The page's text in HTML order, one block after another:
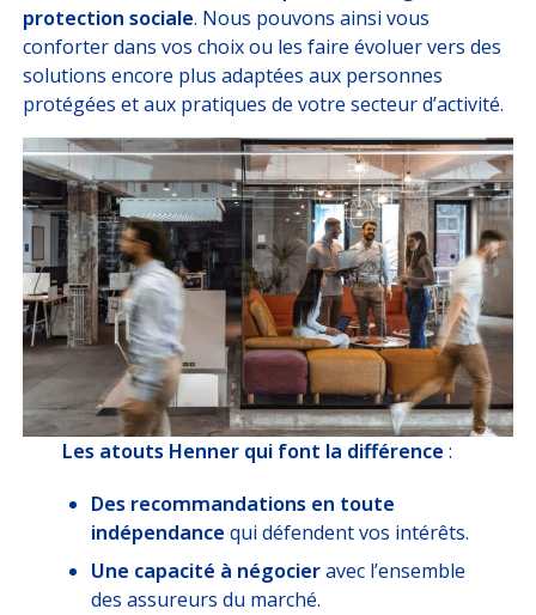
protection sociale. Nous pouvons ainsi vous
conforter dans vos choix ou les faire évoluer vers des
solutions encore plus adaptées aux personnes
protégées et aux pratiques de votre secteur d’activité.
Les atouts Henner qui font la différence :
Des recommandations en toute
indépendance qui défendent vos intérêts.
Une capacité à négocieravec l’ensemble
des assureurs du marché.